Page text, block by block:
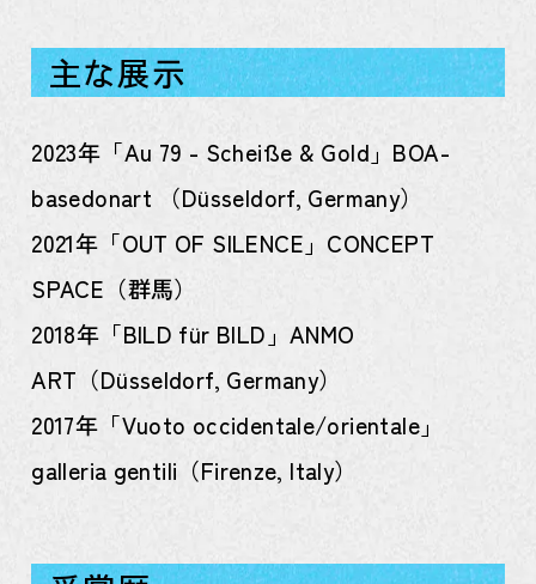
主な展示
2023年「Au 79 - Scheiße & Gold」BOA-
basedonart （Düsseldorf, Germany）
2021年「OUT OF SILENCE」CONCEPT
SPACE（群馬）
2018年「BILD für BILD」ANMO
ART（Düsseldorf, Germany）
2017年「Vuoto occidentale/orientale」
galleria gentili（Firenze, Italy）